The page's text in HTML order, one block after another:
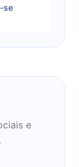
se
e
e